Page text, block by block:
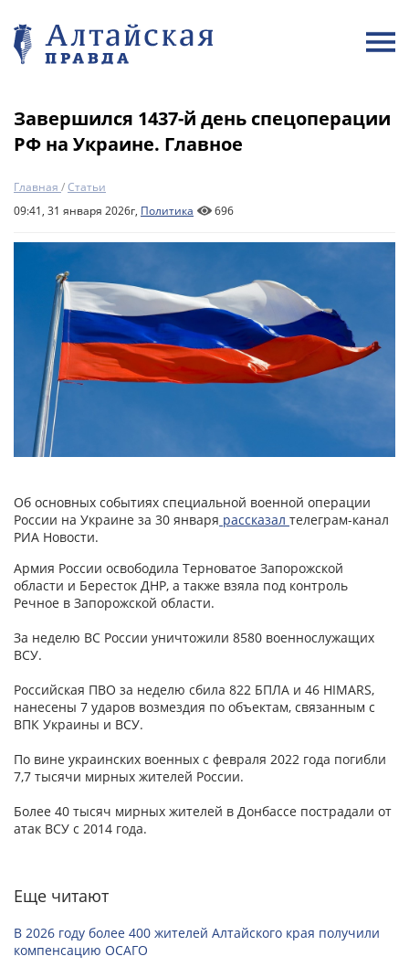
Завершился 1437-й день спецоперации
РФ на Украине. Главное
Главная /Статьи
09:41, 31 января 2026г, Политика 696
Об основных событиях специальной военной операции
России на Украине за 30 января рассказал телеграм-канал
РИА Новости.
Армия России освободила Терноватое Запорожской
области и Бересток ДНР, а также взяла под контроль
Речное в Запорожской области.
За неделю ВС России уничтожили 8580 военнослужащих
ВСУ.
Российская ПВО за неделю сбила 822 БПЛА и 46 HIMARS,
нанесены 7 ударов возмездия по объектам, связанным с
ВПК Украины и ВСУ.
По вине украинских военных с февраля 2022 года погибли
7,7 тысячи мирных жителей России.
Более 40 тысяч мирных жителей в Донбассе пострадали от
атак ВСУ с 2014 года.
Еще читают
В 2026 году более 400 жителей Алтайского края получили
компенсацию ОСАГО